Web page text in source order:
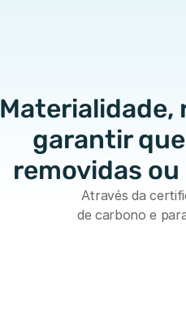
Materialidade,
garantir
removidas
Através da
de carbono e